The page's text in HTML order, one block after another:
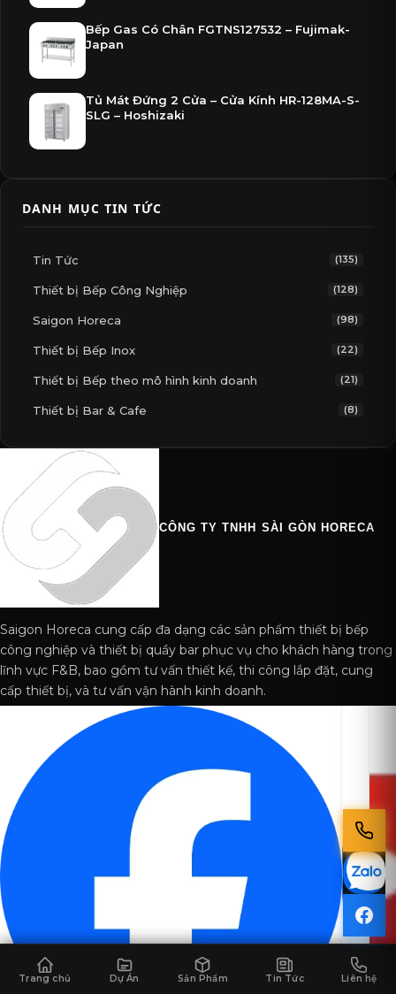
Bếp Gas Có Chân FGTNS127532 – Fujimak-
Japan
Tủ Mát Đứng 2 Cửa – Cửa Kính HR-128MA-S-
SLG – Hoshizaki
DANH MỤC TIN TỨC
Tin Tức (135)
Thiết bị Bếp Công Nghiệp (128)
Saigon Horeca (98)
Thiết bị Bếp Inox (22)
Thiết bị Bếp theo mô hình kinh doanh (21)
Thiết bị Bar & Cafe (8)
CÔNG TY TNHH SÀI GÒN HORECA
Saigon Horeca cung cấp đa dạng các sản phẩm thiết bị bếp
công nghiệp và thiết bị quầy bar phục vụ cho khách hàng trong
lĩnh vực F&B, bao gồm tư vấn thiết kế, thi công lắp đặt, cung
cấp thiết bị, và tư vấn vận hành kinh doanh.
Trang chủ Dự Án Sản Phẩm Tin Tức Liên hệ